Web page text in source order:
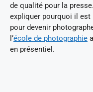
de qualité pour la
expliquer pourquoi il
pour devenir
l’école de photographie
en présentiel.